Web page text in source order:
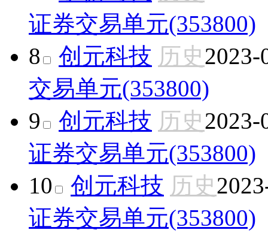
证券交易单元(353800)
8
创元科技 历史2023-
交易单元(353800)
9
创元科技 历史2023-
证券交易单元(353800)
10
创元科技 历史
证券交易单元(353800)